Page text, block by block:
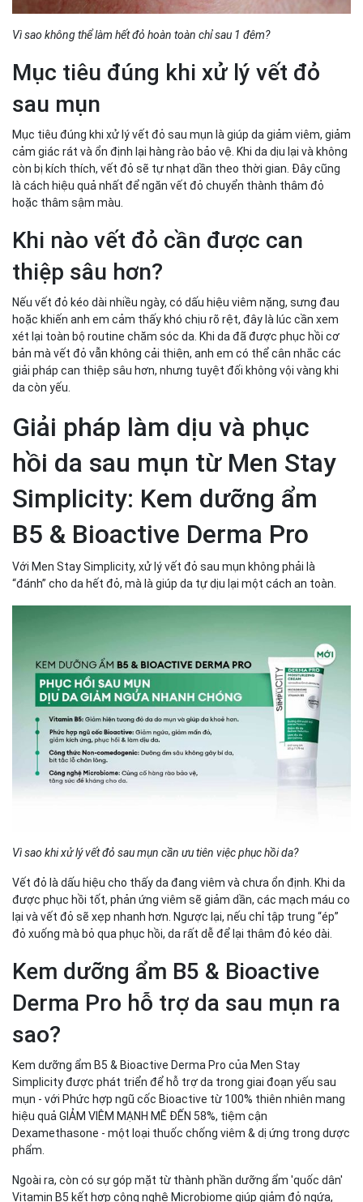
Vì sao không thể làm hết đỏ hoàn toàn chỉ sau 1 đêm?
Mục tiêu đúng khi xử lý vết đỏ
sau mụn
Mục tiêu đúng khi xử lý vết đỏ sau mụn là giúp da giảm viêm, giảm
cảm giác rát và ổn định lại hàng rào bảo vệ. Khi da dịu lại và không
còn bị kích thích, vết đỏ sẽ tự nhạt dần theo thời gian. Đây cũng
là cách hiệu quả nhất để ngăn vết đỏ chuyển thành thâm đỏ
hoặc thâm sậm màu.
Khi nào vết đỏ cần được can
thiệp sâu hơn?
Nếu vết đỏ kéo dài nhiều ngày, có dấu hiệu viêm nặng, sưng đau
hoặc khiến anh em cảm thấy khó chịu rõ rệt, đây là lúc cần xem
xét lại toàn bộ routine chăm sóc da. Khi da đã được phục hồi cơ
bản mà vết đỏ vẫn không cải thiện, anh em có thể cân nhắc các
giải pháp can thiệp sâu hơn, nhưng tuyệt đối không vội vàng khi
da còn yếu.
Giải pháp làm dịu và phục
hồi da sau mụn từ Men Stay
Simplicity: Kem dưỡng ẩm
B5 & Bioactive Derma Pro
Với Men Stay Simplicity, xử lý vết đỏ sau mụn không phải là
“đánh” cho da hết đỏ, mà là giúp da tự dịu lại một cách an toàn.
Vì sao khi xử lý vết đỏ sau mụn cần ưu tiên việc phục hồi da?
Vết đỏ là dấu hiệu cho thấy da đang viêm và chưa ổn định. Khi da
được phục hồi tốt, phản ứng viêm sẽ giảm dần, các mạch máu co
lại và vết đỏ sẽ xẹp nhanh hơn. Ngược lại, nếu chỉ tập trung “ép”
đỏ xuống mà bỏ qua phục hồi, da rất dễ để lại thâm đỏ kéo dài.
Kem dưỡng ẩm B5 & Bioactive
Derma Pro hỗ trợ da sau mụn ra
sao?
Kem dưỡng ẩm B5 & Bioactive Derma Pro của Men Stay
Simplicity được phát triển để hỗ trợ da trong giai đoạn yếu sau
mụn - với Phức hợp ngũ cốc Bioactive từ 100% thiên nhiên mang
hiệu quả GIẢM VIÊM MẠNH MẼ ĐẾN 58%, tiệm cận
Dexamethasone - một loại thuốc chống viêm & dị ứng trong dược
phẩm.
Ngoài ra, còn có sự góp mặt từ thành phần dưỡng ẩm 'quốc dân'
Vitamin B5 kết hợp công nghệ Microbiom︎e giúp giảm đỏ ngứa,